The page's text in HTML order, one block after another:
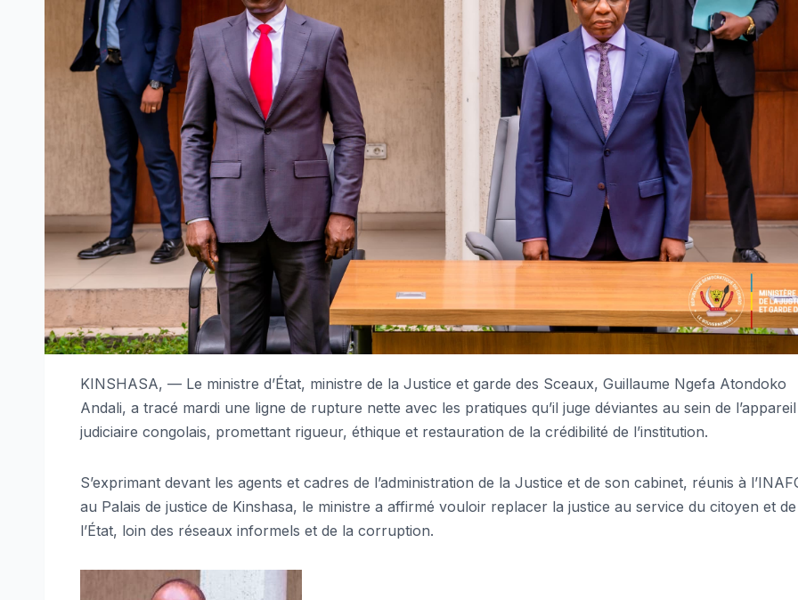
KINSHASA, — Le ministre d’État, ministre de la Justice et garde des Sceaux, Guillaume Ngefa Atondoko
Andali, a tracé mardi une ligne de rupture nette avec les pratiques qu’il juge déviantes au sein de l’appareil
judiciaire congolais, promettant rigueur, éthique et restauration de la crédibilité de l’institution.
S’exprimant devant les agents et cadres de l’administration de la Justice et de son cabinet, réunis à
au Palais de justice de Kinshasa, le ministre a affirmé vouloir replacer la justice au service du citoyen et de
l’État, loin des réseaux informels et de la corruption.